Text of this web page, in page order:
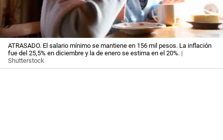
ATRASADO. El salario mínimo se mantiene en 156 mil pesos. La inflación
fue del 25,5% en diciembre y la de enero se estima en el 20%. |
Shutterstock